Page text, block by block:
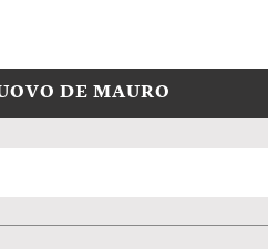
DE MAURO